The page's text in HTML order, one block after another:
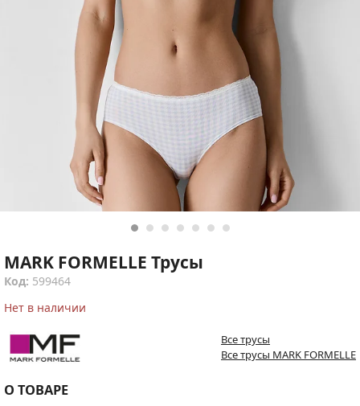
MARK FORMELLE Трусы
Код: 599464
Нет в наличии
Все трусы
Все трусы MARK FORMELLE
О ТОВАРЕ